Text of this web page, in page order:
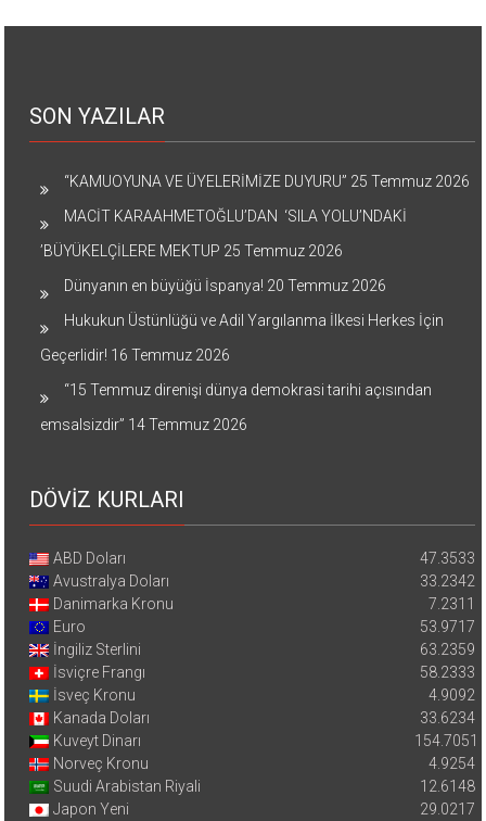
SON YAZILAR
“KAMUOYUNA VE ÜYELERİMİZE DUYURU” 25 Temmuz 2026
MACİT KARAAHMETOĞLU’DAN ‘SILA YOLU’NDAKİ
’BÜYÜKELÇİLERE MEKTUP 25 Temmuz 2026
Dünyanın en büyüğü İspanya! 20 Temmuz 2026
Hukukun Üstünlüğü ve Adil Yargılanma İlkesi Herkes İçin
Geçerlidir! 16 Temmuz 2026
“15 Temmuz direnişi dünya demokrasi tarihi açısından
emsalsizdir” 14 Temmuz 2026
DÖVİZ KURLARI
ABD Doları
47.3533
Avustralya Doları
33.2342
Danimarka Kronu
7.2311
Euro
53.9717
İngiliz Sterlini
63.2359
İsviçre Frangı
58.2333
İsveç Kronu
4.9092
Kanada Doları
33.6234
Kuveyt Dinarı
154.7051
Norveç Kronu
4.9254
Suudi Arabistan Riyali
12.6148
Japon Yeni
29.0217